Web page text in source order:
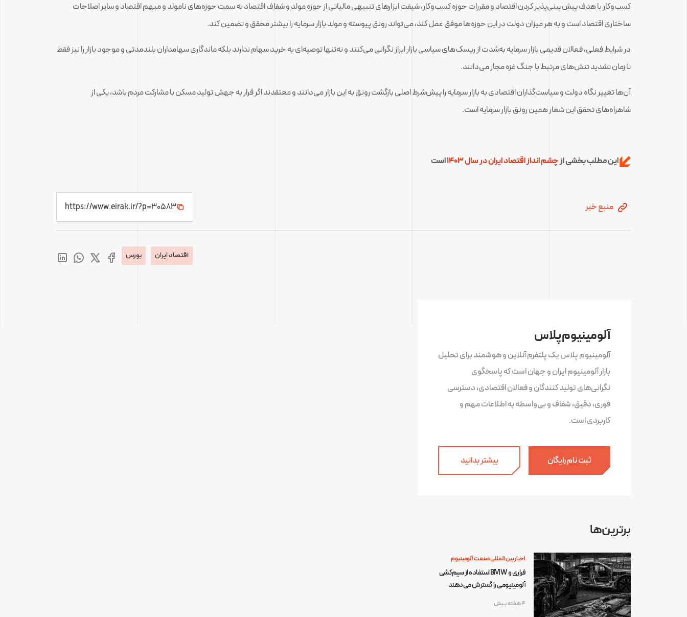
کسب‌وکار با هدف پیش‌بینی‌پذیر کردن اقتصاد و مقررات حوزه کسب‌وکار، شیفت ابزارهای تنبیهی مالیاتی از حوزه مولد و شفاف اقتصاد به سمت حوزه‌های نامولد و مبهم اقتصاد و سایر اصلاحات
ساختاری اقتصاد است و به هر میزان دولت در این حوزه‌ها موفق عمل کند، می‌تواند رونق پیوسته و مولد بازار سرمایه را بیشتر محقق و تضمین کند.
در شرایط فعلی، فعالان قدیمی بازار سرمایه به‌شدت از ریسک‌های سیاسی بازار ابراز نگرانی می‌کنند و نه‌تنها توصیه‌ای به خرید سهام ندارند بلکه ماندگاری سهامداران بلندمدتی و موجود بازار را نیز فقط
تا زمان تشدید تنش‌های مرتبط با جنگ غزه مجاز می‌دانند.
آن‌ها تغییر نگاه دولت و سیاست‌گذاران اقتصادی به بازار سرمایه را پیش‌شرط اصلی بازگشت رونق به این بازار می‌دانند و معتقدند اگر قرار به جهش تولید مسکن با مشارکت مردم باشد، یکی از
شاهراه‌های تحقق این شعار همین رونق بازار سرمایه است.
این مطلب بخشی ازچشم انداز اقتصاد ایران در سال 1403 است
منبع خبر https://www.eirak.ir/?p=30583
اقتصاد ایران بورس
آلومینیوم پلاس
آلومینیوم پلاس یک پلتفرم آنلاین و هوشمند برای تحلیل
بازار آلومینیوم ایران و جهان است که پاسخگوی
نگرانی‌های تولید کنندگان و فعالان اقتصادی، دسترسی
فوری، دقیق، شفاف و بی‌واسطه به اطلاعات مهم و
کاربردی است.
ثبت نام رایگان بیشتر بدانید
برترین‌ها
اخبار بین المللی صنعت آلومینیوم
فراری و BMW استفاده از سیم‌کشی
آلومینیومی را گسترش می‌دهند
4 هفته پیش